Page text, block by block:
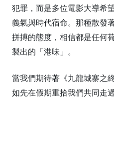
犯罪，而是多位電影大導希
義氣與時代宿命。那種散發
拼搏的態度，相信都是任何
製出的「港味」。
當我們期待著《九龍城寨之
如先在假期重拾我們共同走